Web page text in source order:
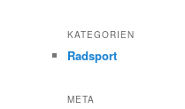
KATEGORIEN
Radsport
META